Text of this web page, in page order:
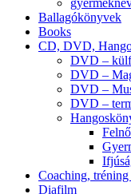
Ballagókönyvek
Books
CD, DVD,
DVD –
DVD –
DVD –
DVD –
Coaching,
Diafilm